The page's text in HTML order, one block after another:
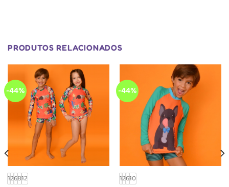
podem
ser
página
do
produto
ser
PRODUTOS RELACIONADOS
-44%
126812
-44%
12610